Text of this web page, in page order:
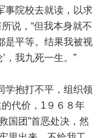
事院校去就读，以求
说，“但我本身就不
是平等。结果我被视
，我九死一生。”
学抱打不平，组织领
代价，1９６８年
国团”首恶处决，然